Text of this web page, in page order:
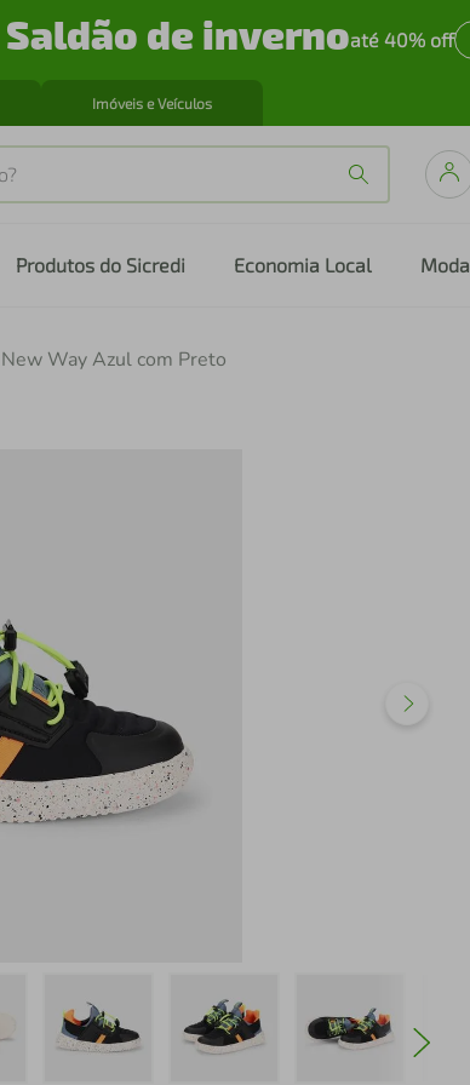
Saldão de invernoaté 40% off
Imóveis e Veículos
Produtos do Sicredi Economia Local Moda
Way Azul com Preto